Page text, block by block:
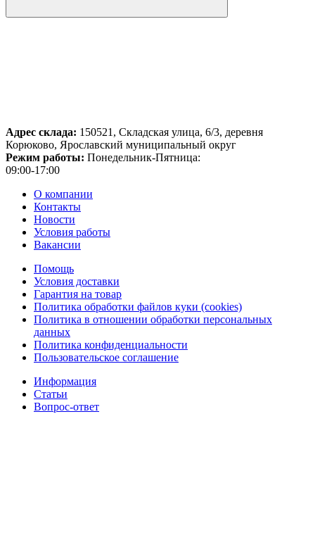
Адрес склада: 150521, Складская улица, 6/3, деревня
Корюково, Ярославский муниципальный округ
Режим работы: Понедельник-Пятница:
09:00-17:00
О компании
Контакты
Новости
Условия работы
Вакансии
Помощь
Условия доставки
Гарантия на товар
Политика обработки файлов куки (cookies)
Политика в отношении обработки персональных
данных
Политика конфиденциальности
Пользовательское соглашение
Информация
Статьи
Вопрос-ответ